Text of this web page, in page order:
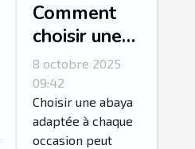
Comment
choisir une
abaya
adaptée à
chaque
occasion ?
8 octobre 2025
09:42
Choisir une abaya
adaptée à chaque
occasion peut